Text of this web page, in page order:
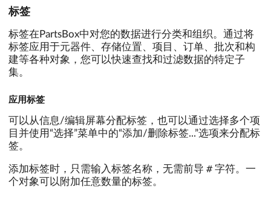
标签
标签在PartsBox中对您的数据进行分类和组织。通过将
标签应用于元器件、存储位置、项目、订单、批次和构
建等各种对象，您可以快速查找和过滤数据的特定子
集。
应用标签
可以从信息/编辑屏幕分配标签，也可以通过选择多个项
目并使用“选择”菜单中的“添加/删除标签...”选项来分配标
签。
添加标签时，只需输入标签名称，无需前导 #字符。一
个对象可以附加任意数量的标签。